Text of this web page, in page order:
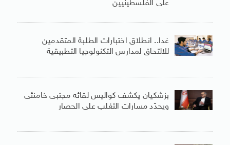
على الفلسطينيين
غدا.. انطلاق اختبارات الطلبة المتقدمين
للالتحاق لمدارس التكنولوجيا التطبيقية
بزشكيان يكشف كواليس لقائه مجتبى خامنئى
ويحدّد مسارات التغلب على الحصار